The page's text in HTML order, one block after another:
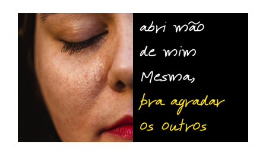
ABRI MÃO DE MIM MESMA, PRA
AGRADAR OS OUTROS